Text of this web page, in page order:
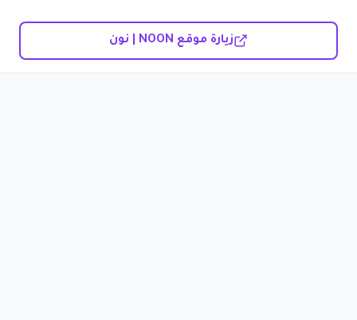
زيارة موقع NOON | نون